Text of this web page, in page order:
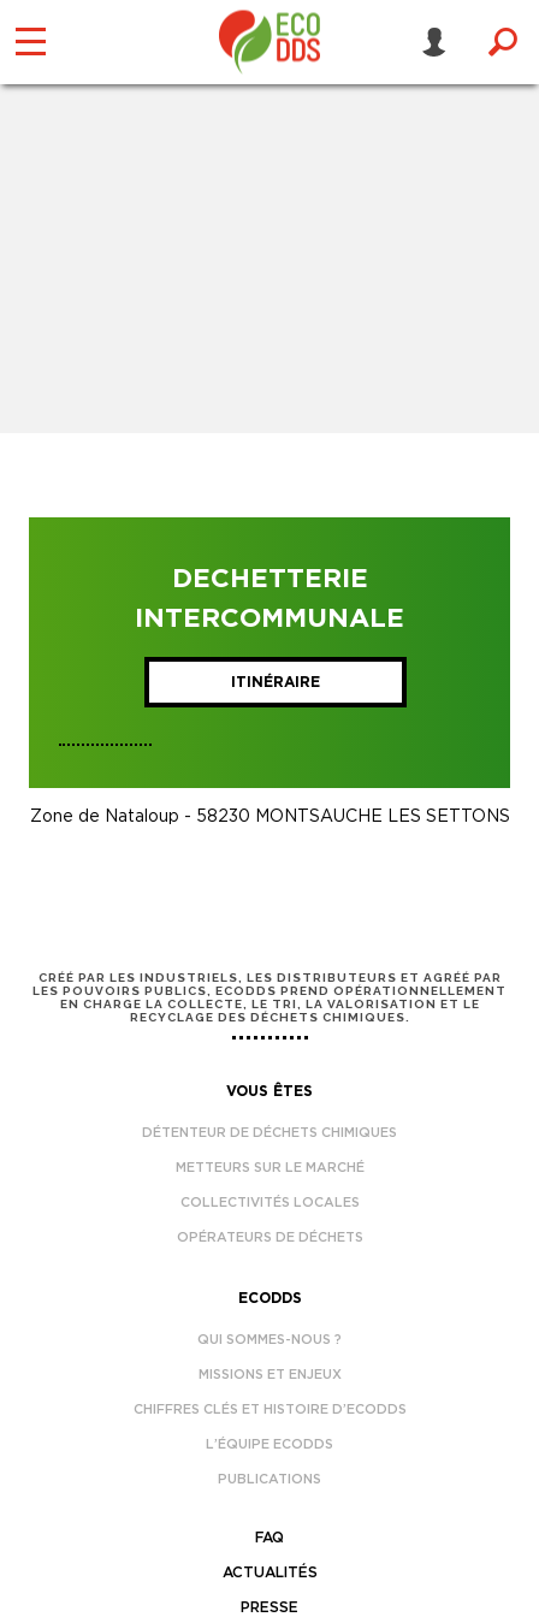
DECHETTERIE
INTERCOMMUNALE
ITINÉRAIRE
Zone de Nataloup - 58230 MONTSAUCHE LES SETTONS
CRÉÉ PAR LES INDUSTRIELS, LES DISTRIBUTEURS ET AGRÉÉ PAR
LES POUVOIRS PUBLICS, ECODDS PREND OPÉRATIONNELLEMENT
EN CHARGE LA COLLECTE, LE TRI, LA VALORISATION ET LE
RECYCLAGE DES DÉCHETS CHIMIQUES.
VOUS ÊTES
DÉTENTEUR DE DÉCHETS CHIMIQUES
METTEURS SUR LE MARCHÉ
COLLECTIVITÉS LOCALES
OPÉRATEURS DE DÉCHETS
ECODDS
QUI SOMMES-NOUS ?
MISSIONS ET ENJEUX
CHIFFRES CLÉS ET HISTOIRE D’ECODDS
L’ÉQUIPE ECODDS
PUBLICATIONS
FAQ
ACTUALITÉS
PRESSE